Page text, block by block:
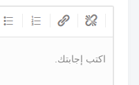
اكتب إجابتك.